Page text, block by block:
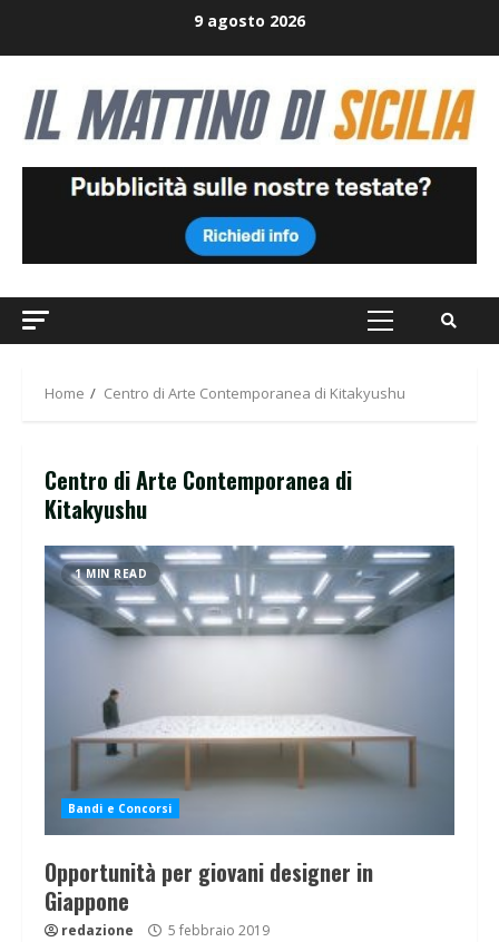
9 agosto 2026
Primary
Home Centro di Arte Contemporanea di Kitakyushu
Centro di Arte Contemporanea di
Kitakyushu
1 MIN READ
Bandi e Concorsi
Opportunità per giovani designer in
Giappone
redazione 5 febbraio 2019